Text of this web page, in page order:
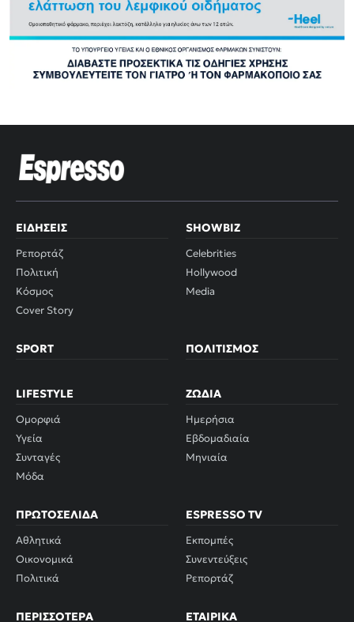
ΕΙΔΉΣΕΙΣ
Ρεπορτάζ
Πολιτική
Κόσμος
Cover Story
SHOWBIZ
Celebrities
Hollywood
Media
SPORT ΠΟΛΙΤΙΣΜΌΣ
LIFESTYLE
Ομορφιά
Υγεία
Συνταγές
Μόδα
ΖΏΔΙΑ
Ημερήσια
Εβδομαδιαία
Μηνιαία
ΠΡΩΤΟΣΈΛΙΔΑ
Αθλητικά
Οικονομικά
Πολιτικά
ESPRESSO TV
Εκπομπές
Συνεντεύξεις
Ρεπορτάζ
ΠΕΡΙΣΣΌΤΕΡΑ ΕΤΑΙΡΙΚΆ